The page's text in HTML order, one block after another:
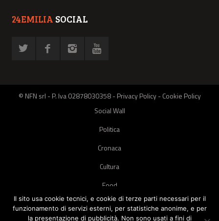
24EMILIA SOCIAL
© NFN srl - P. Iva 02878030358 -Privacy Policy-Cookie Policy
Social Wall
Politica
Cronaca
Cultura
Food
Green
Il sito usa cookie tecnici, e cookie di terze parti necessari per il
funzionamento di servizi esterni, per statistiche anonime, e per
la presentazione di pubblicità. Non sono usati a fini di